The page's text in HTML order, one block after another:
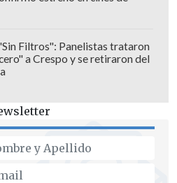
Filtros": Panelistas trataron
a Crespo y se retiraron del